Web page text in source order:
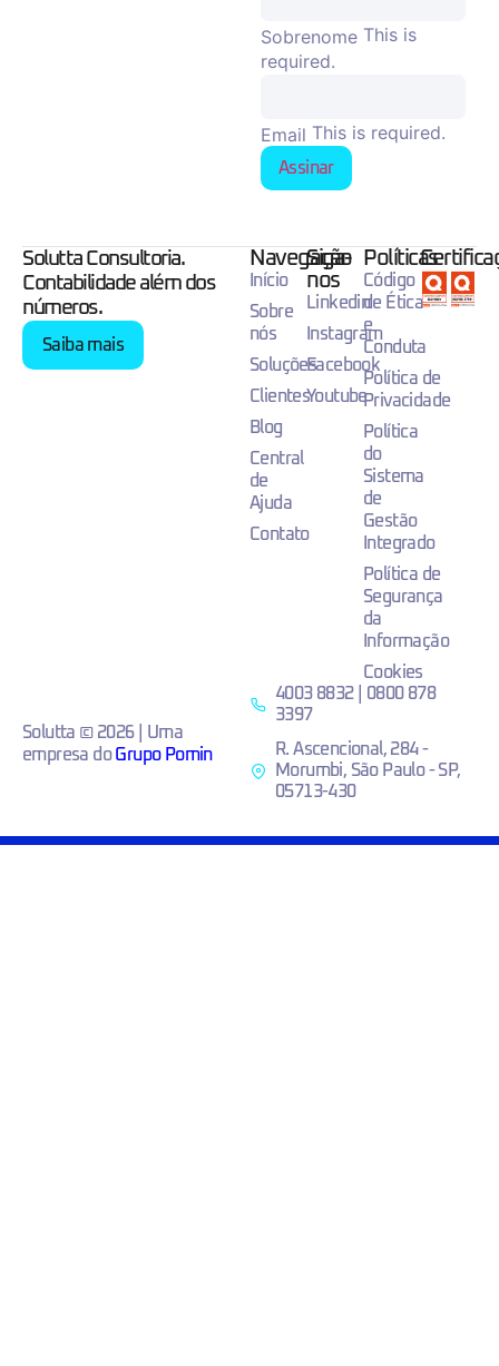
Sobrenome This is
required.
Email This is required.
Assinar
Solutta Consultoria.
Contabilidade além dos
números.
Saiba mais
Navegação
Início
Sobre
nós
Soluções
Clientes
Blog
Central
de
Ajuda
Contato
Siga-
nos
Linkedin
Instagram
Facebook
Youtube
Políticas
Código
de Ética
e
Conduta
Política de
Privacidade
Política
do
Sistema
de
Gestão
Integrado
Política de
Segurança
da
Informação
Cookies
Solutta © 2026 | Uma
empresa doGrupo Pomin
4003 8832 | 0800 878
3397
R. Ascencional, 284 -
Morumbi, São Paulo - SP,
05713-430